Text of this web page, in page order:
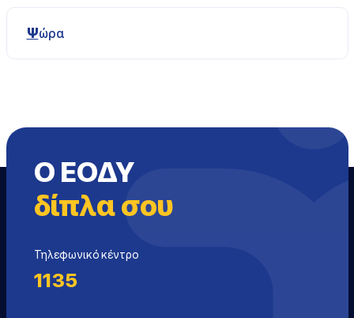
Ψώρα
Ο ΕΟΔΥ
δίπλα σου
Τηλεφωνικό κέντρο
1135